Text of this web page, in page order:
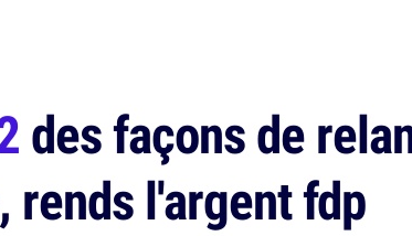
des façons de
rends l'argent fdp